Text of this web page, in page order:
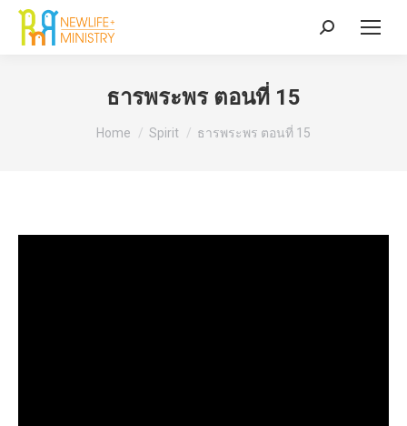
Search:
ธารพระพร ตอนที่ 15
You are here:
Home Spirit ธารพระพร ตอนที่ 15